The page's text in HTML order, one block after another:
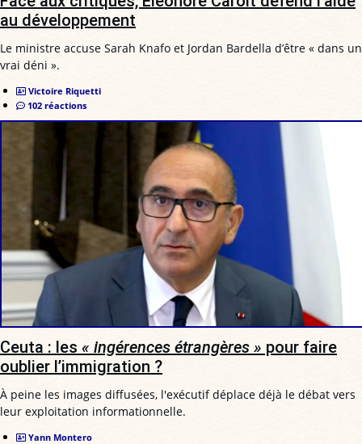
au développement
Le ministre accuse Sarah Knafo et Jordan Bardella d’être « dans un
vrai déni ».
Victoire Riquetti
102 réactions
Ceuta : les « ingérences étrangères » pour faire
oublier l’immigration ?
À peine les images diffusées, l'exécutif déplace déjà le débat vers
leur exploitation informationnelle.
Yann Montero